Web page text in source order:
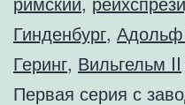
Гинденбург, Адольф
Геринг, Вильгельм II
Первая серия с